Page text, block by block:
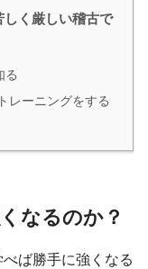
しく厳しい稽古で
る
レーニングをする
なるのか？
ば勝手に強くなる